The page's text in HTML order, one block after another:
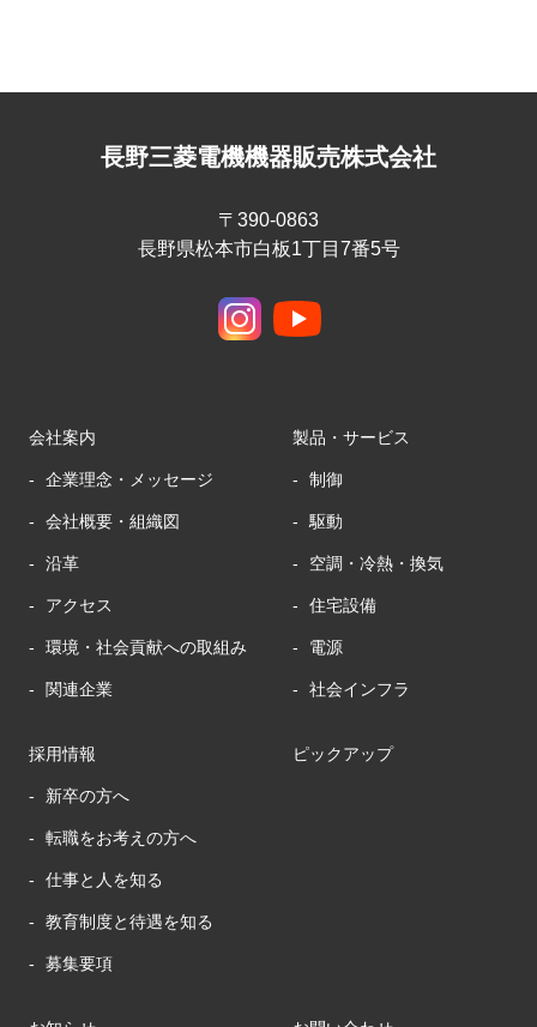
長野三菱電機機器販売株式会社
〒390-0863
長野県松本市白板1丁目7番5号
会社案内
企業理念・メッセージ
会社概要・組織図
沿革
アクセス
環境・社会貢献への取組み
関連企業
製品・サービス
制御
駆動
空調・冷熱・換気
住宅設備
電源
社会インフラ
採用情報
新卒の方へ
転職をお考えの方へ
仕事と人を知る
教育制度と待遇を知る
募集要項
ピックアップ